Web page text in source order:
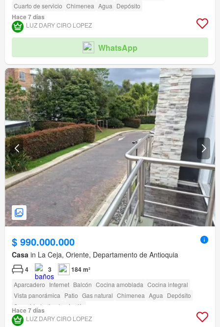
Cuarto de servicio Chimenea Agua Depósito
Hace 7 días
LUZ DARY CIRO LOPEZ
WhatsApp
$ 990.000.000
Casa in La Ceja, Oriente, Departamento de Antioquia
4 3 184 m²
Aparcadero Internet Balcón Cocina amoblada Cocina integral
Vista panorámica Patio Gas natural Chimenea Agua Depósito
Seguridad privada
Jardín
Hace 7 días
LUZ DARY CIRO LOPEZ